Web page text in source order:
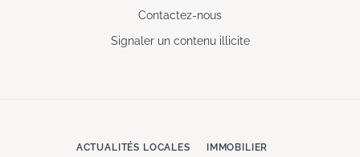
Contactez-nous
Signaler un contenu illicite
ACTUALITÉS LOCALES IMMOBILIER